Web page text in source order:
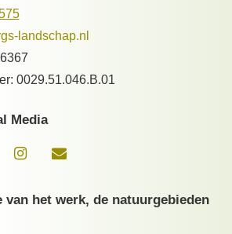
landschap.nl
0029.51.046.B.01
Media
het werk, de natuurgebieden